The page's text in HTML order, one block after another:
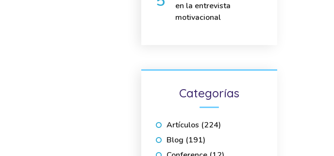
en la entrevista
motivacional
Categorías
Artículos (224)
Blog (191)